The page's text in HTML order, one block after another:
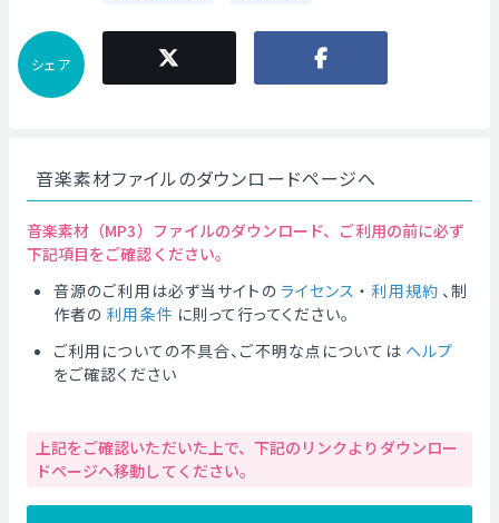
シェア
音楽素材ファイルのダウンロードページへ
音楽素材（MP3）ファイルのダウンロード、ご利用の前に必ず
下記項目をご確認ください。
音源のご利用は必ず当サイトの ライセンス ・ 利用規約 、制
作者の 利用条件 に則って行ってください。
ご利用についての不具合、ご不明な点については ヘルプ
をご確認ください
上記をご確認いただいた上で、下記のリンクよりダウンロー
ドページへ移動してください。